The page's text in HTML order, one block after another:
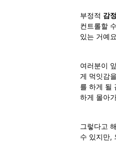
부정적 감정
컨트롤할
있는 거예
여러분이
게 먹잇감
를 하게 될
하게 몰아
그렇다고
수 있지만,